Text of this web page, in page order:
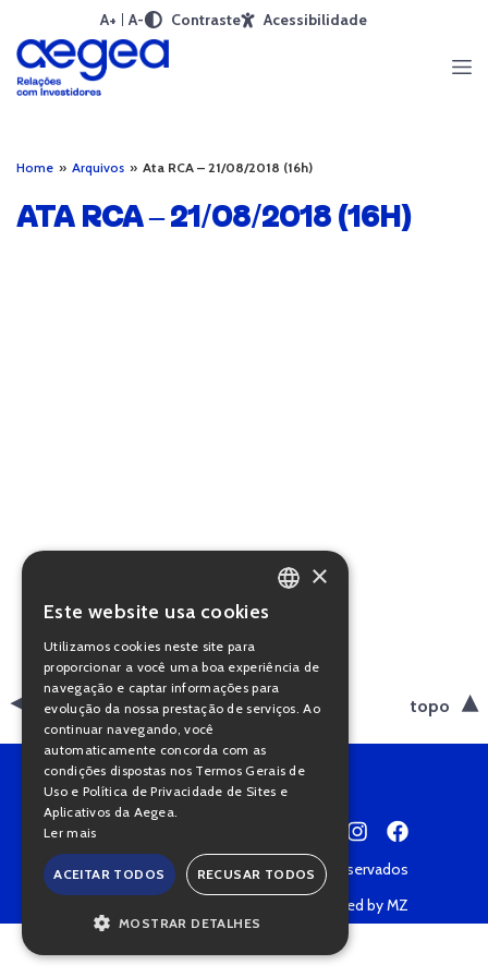
A+ A- Contraste Acessibilidade
Home » Arquivos » Ata RCA – 21/08/2018 (16h)
ATA RCA – 21/08/2018 (16H)
voltar topo
Copyright © 2022 • Todos os direitos reservados
Powered by MZ
PORTUGUESE
×
Este website usa cookies
Utilizamos cookies neste site para
proporcionar a você uma boa experiência de
navegação e captar informações para
evolução da nossa prestação de serviços. Ao
continuar navegando, você
automaticamente concorda com as
condições dispostas nos Termos Gerais de
Uso e Política de Privacidade de Sites e
Aplicativos da Aegea.
Ler mais
ACEITAR TODOS RECUSAR TODOS
MOSTRAR DETALHES